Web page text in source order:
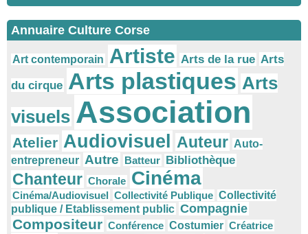
Annuaire Culture Corse
Art contemporain Artiste Arts de la rue Arts
du cirque Arts plastiques Arts
visuels Association
Atelier Audiovisuel Auteur Auto-
entrepreneur Autre Batteur Bibliothèque
Chanteur Chorale Cinéma
Cinéma/Audiovisuel Collectivité Publique Collectivité
publique / Etablissement public Compagnie
Compositeur Conférence Costumier Créatrice